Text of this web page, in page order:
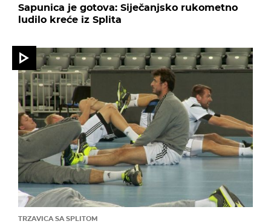
Sapunica je gotova: Siječanjsko rukometno
ludilo kreće iz Splita
TRZAVICA SA SPLITOM